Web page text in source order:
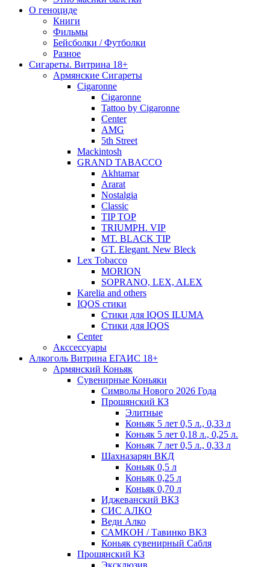
О геноциде
Книги
Фильмы
Бейсболки / Футболки
Разное
Сигареты. Витрина 18+
Армянские Сигареты
Cigaronne
Cigaronne
Tattoo by Cigaronne
Center
AMG
5th Street
Mackintosh
GRAND TABACCO
Akhtamar
Ararat
Nostalgia
Classic
TIP TOP
TRIUMPH. VIP
MT. BLACK TIP
GT. Elegant. New Bleck
Lex Tobacco
MORION
SOPRANO, LEX, ALEX
Karelia and others
IQOS стики
Стики для IQOS ILUMA
Стики для IQOS
Сenter
Акссессуары
Алкоголь Витрина ЕГАИС 18+
Армянский Коньяк
Сувенирные Коньяки
Символы Нового 2026 Года
Прошянский КЗ
Элитные
Коньяк 5 лет 0,5 л., 0,33 л
Коньяк 5 лет 0,18 л., 0,25 л.
Коньяк 7 лет 0,5 л., 0,33 л
Шахназарян ВКД
Коньяк 0,5 л
Коньяк 0,25 л
Коньяк 0,70 л
Иджеванский ВКЗ
СИС АЛКО
Веди Алко
САМКОН / Тавинко ВКЗ
Коньяк сувенирный Сабля
Прошянский КЗ
Эксклюзив